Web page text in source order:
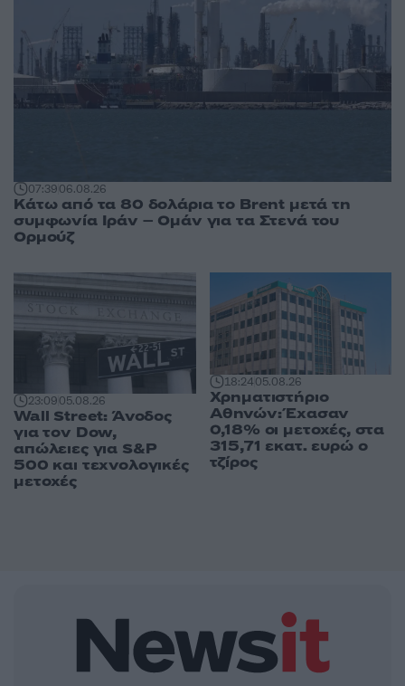
07:3906.08.26
Κάτω από τα 80 δολάρια το Brent μετά τη
συμφωνία Ιράν – Ομάν για τα Στενά του
Ορμούζ
23:0905.08.26
Wall Street: Άνοδος
για τον Dow,
απώλειες για S&P
500 και τεχνολογικές
μετοχές
18:2405.08.26
Χρηματιστήριο
Αθηνών: Έχασαν
0,18% οι μετοχές, στα
315,71 εκατ. ευρώ ο
τζίρος